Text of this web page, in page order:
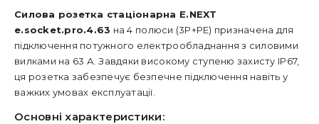
Силова розетка стаціонарна E.NEXT
e.socket.pro.4.63 на 4 полюси (3P+PE) призначена для
підключення потужного електрообладнання з силовими
вилками на 63 А. Завдяки високому ступеню захисту IP67,
ця розетка забезпечує безпечне підключення навіть у
важких умовах експлуатації.
Основні характеристики: